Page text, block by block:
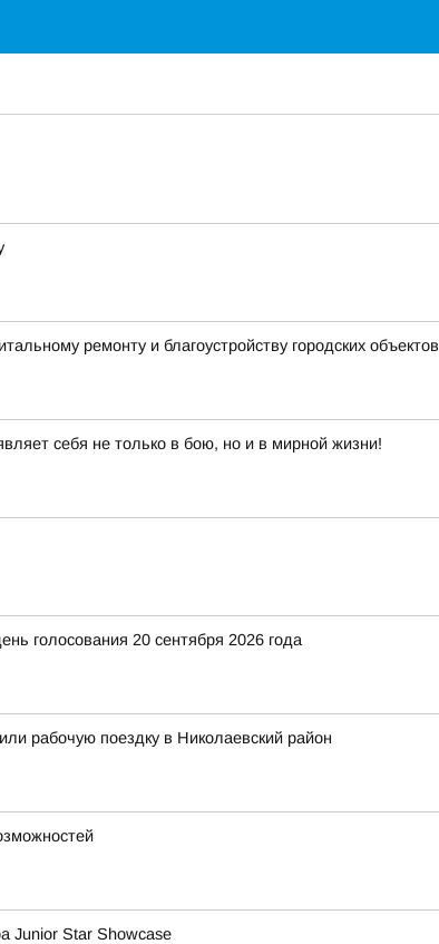
ремонту и благоустройству городских объектов
себя не только в бою, но и в мирной жизни!
голосования 20 сентября 2026 года
рабочую поездку в Николаевский район
Junior Star Showcase